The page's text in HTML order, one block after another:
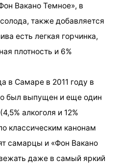
Вакано Темное», в
также добавляется
есть легкая горчинка,
плотность и 6%
в Самаре в 2011 году в
был выпущен и еще один
алкоголя и 12%
классическим канонам
самарцы и «Фон Вакано
даже в самый яркий